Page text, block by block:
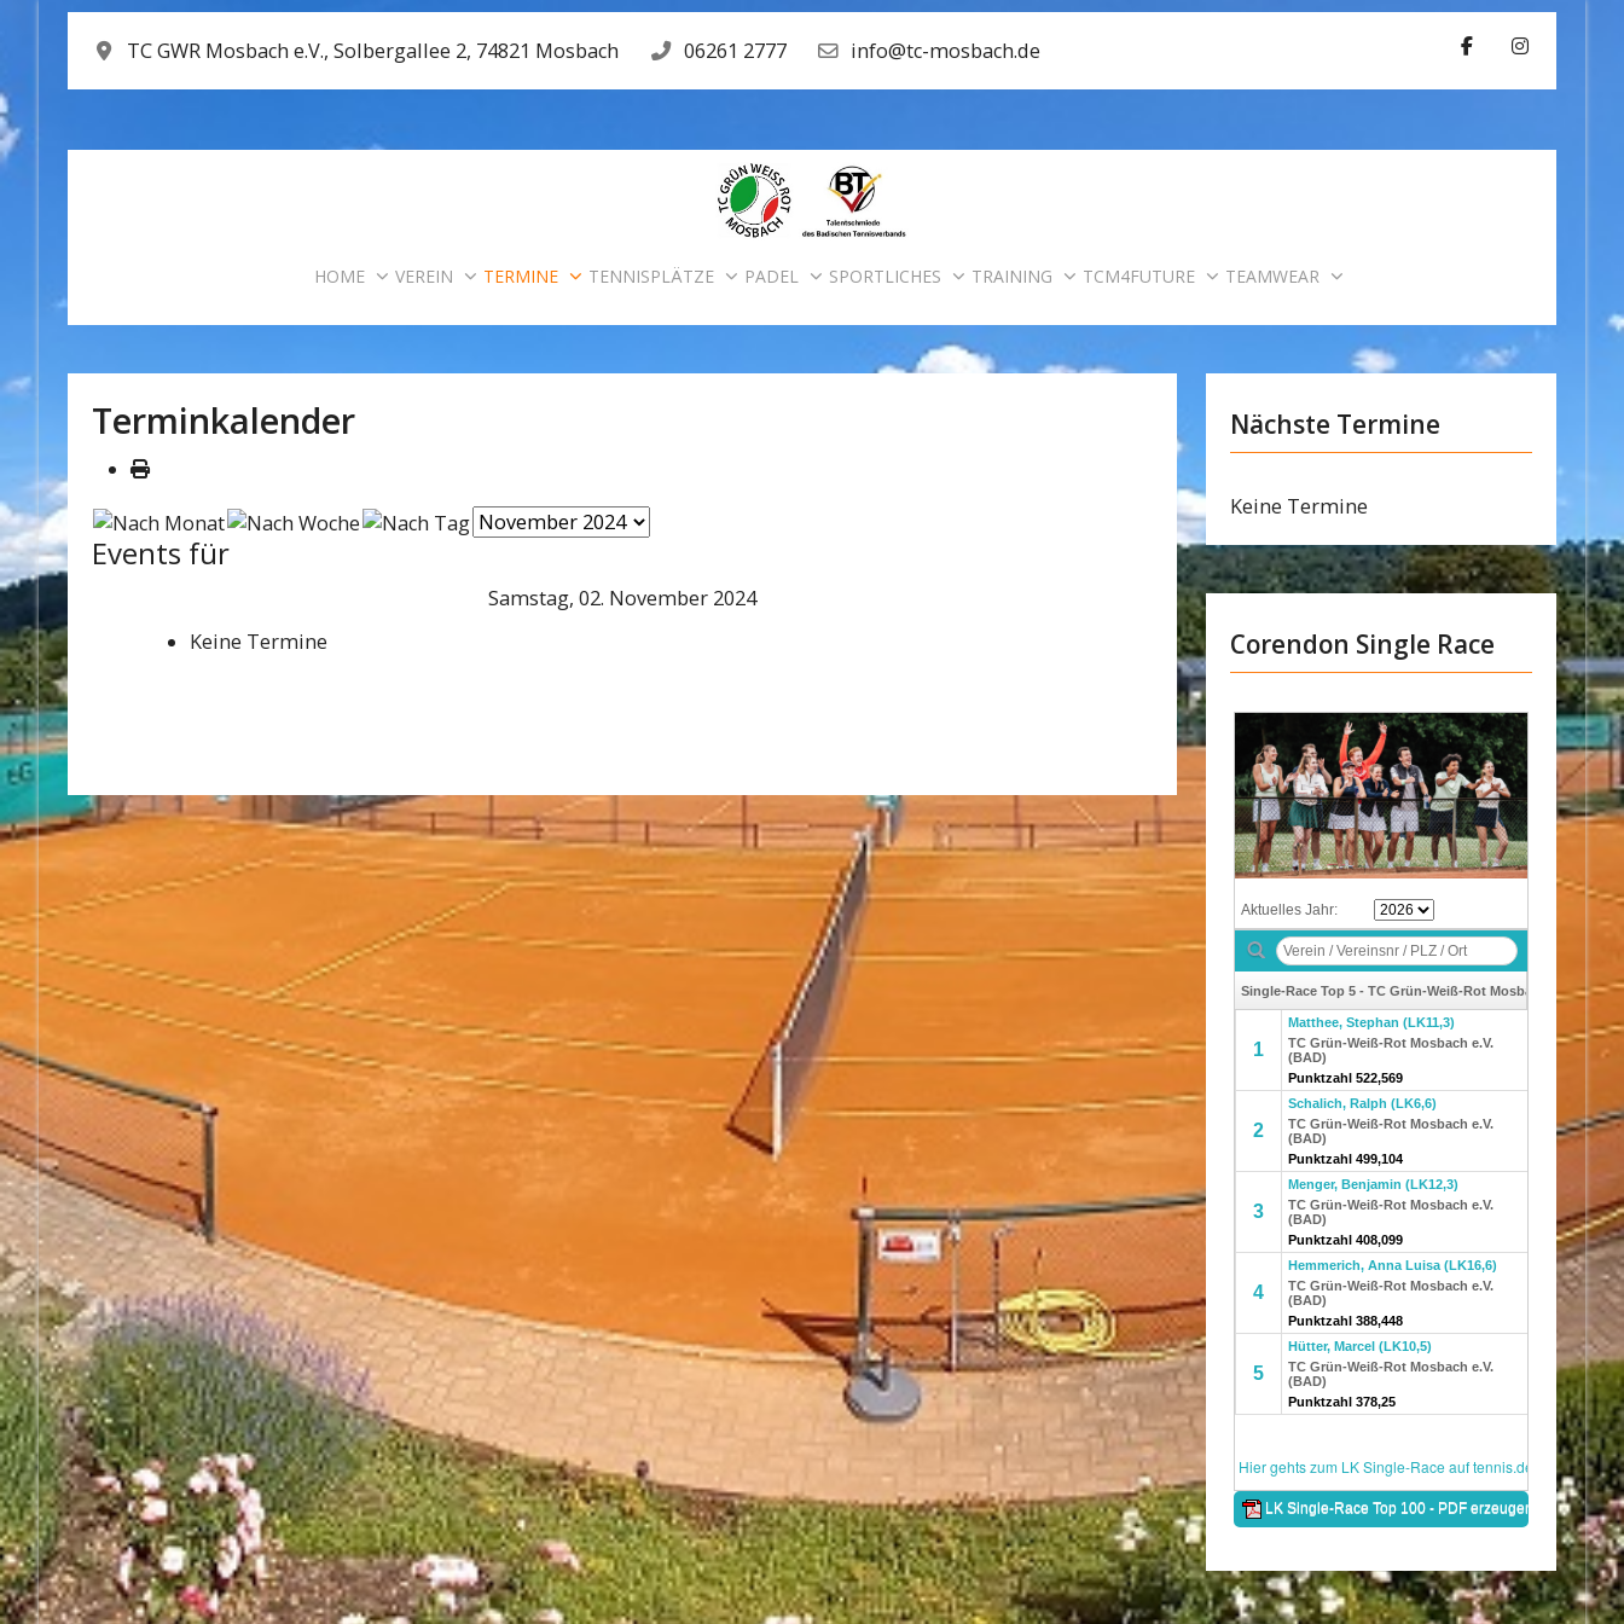
TC GWR Mosbach e.V., Solbergallee 2, 74821 Mosbach 06261 2777 info@tc-mosbach.de
HOME VEREIN TERMINE TENNISPLÄTZE PADEL SPORTLICHES TRAINING TCM4FUTURE TEAMWEAR
Terminkalender
Events für
Samstag, 02. November 2024
Keine Termine
Nächste Termine
Keine Termine
Corendon Single Race